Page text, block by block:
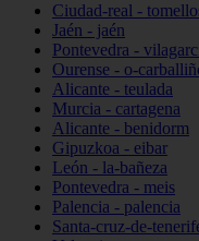
Ciudad-real -
Jaén - jaén
Pontevedra -
Ourense - o-
Alicante - teulada
Murcia - cartagena
Alicante - benidorm
Gipuzkoa - eibar
León - la-bañeza
Pontevedra - meis
Palencia - palencia
Santa-cruz-de-